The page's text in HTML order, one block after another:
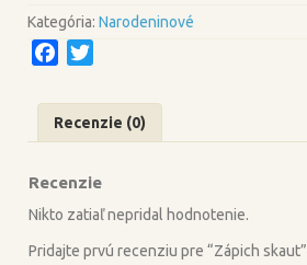
skaut
Kategória: Narodeninové
c
e
o
o
i
t
e
r
Recenzie (0)
Recenzie
Nikto zatiaľ nepridal hodnotenie.
Pridajte prvú recenziu pre “Zápich skaut”